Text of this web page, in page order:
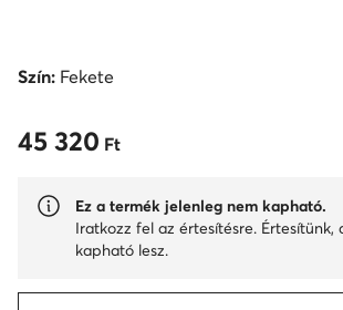
Szín: Fekete
45 320 Ft
45 320 Ft
Ez a termék jelenleg nem kapható.
Iratkozz fel az értesítésre. Értesítünk,
kapható lesz.